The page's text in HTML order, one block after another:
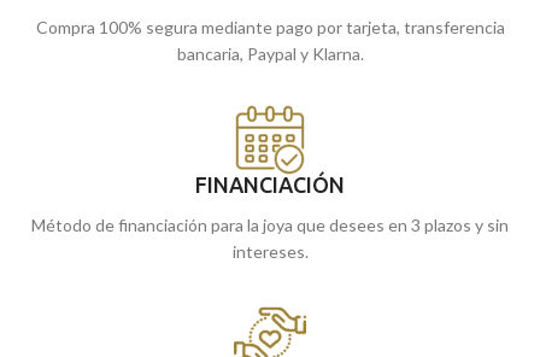
Compra 100% segura mediante pago por tarjeta, transferencia
bancaria, Paypal y Klarna.
FINANCIACIÓN
Método de financiación para la joya que desees en 3 plazos y sin
intereses.